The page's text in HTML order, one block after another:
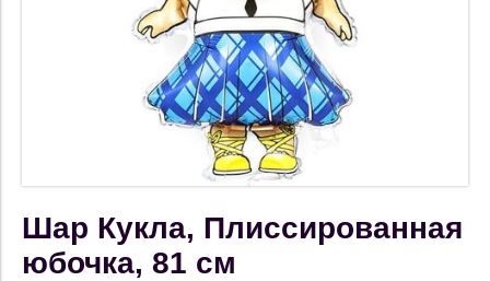
Шар Кукла, Плиссированная
юбочка, 81 см